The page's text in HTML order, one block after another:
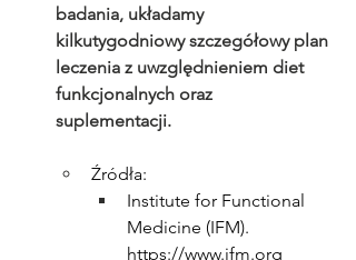
badania, układamy
kilkutygodniowy szczegółowy plan
leczenia z uwzględnieniem diet
funkcjonalnych oraz
suplementacji.
Źródła:
Institute for Functional
Medicine (IFM).
https://www.ifm.org